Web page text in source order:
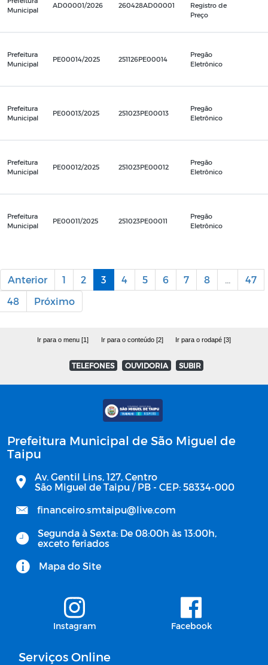
Municipal
AD00001/2026 260428AD00001
Registro de
Preço
Prefeitura
Municipal
PE00014/2025 251126PE00014
Pregão
Eletrônico
Prefeitura
Municipal
PE00013/2025 251023PE00013
Pregão
Eletrônico
Prefeitura
Municipal
PE00012/2025 251023PE00012
Pregão
Eletrônico
Prefeitura
Municipal
PE00011/2025 251023PE00011
Pregão
Eletrônico
Anterior 1 2 3 4 5 6 7 8
47
48
Próximo
Ir para o menu [1] Ir para o conteúdo [2] Ir para o rodapé [3]
TELEFONES OUVIDORIA SUBIR
Prefeitura Municipal de São Miguel de
Taipu
Av. Gentil Lins, 127, Centro
São Miguel de Taipu / PB - CEP: 58334-000
financeiro.smtaipu@live.com
Segunda à Sexta: De 08:00h às 13:00h,
exceto feriados
Mapa do Site
Instagram Facebook
Serviços Online